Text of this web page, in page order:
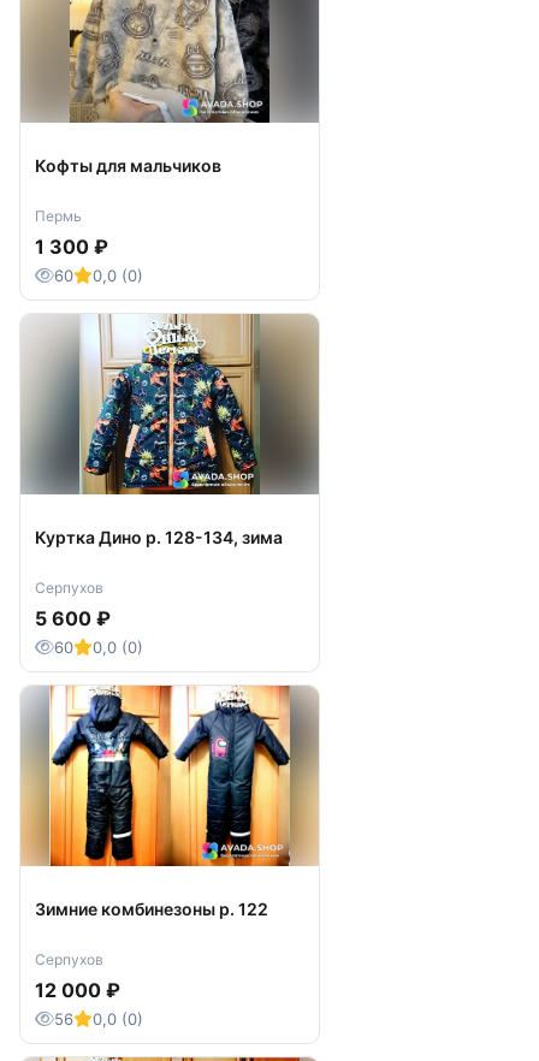
Кофты для мальчиков
Пермь
1 300 ₽
60 0,0 (0)
Куртка Дино р. 128-134, зима
Серпухов
5 600 ₽
60 0,0 (0)
Зимние комбинезоны р. 122
Серпухов
12 000 ₽
56 0,0 (0)